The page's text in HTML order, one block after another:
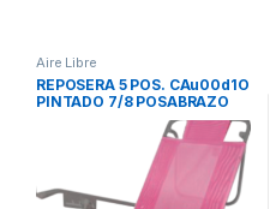
Aire Libre
REPOSERA 5 POS. CAu00d1O
PINTADO 7/8 POSABRAZO
CAu00d1O C/COVER